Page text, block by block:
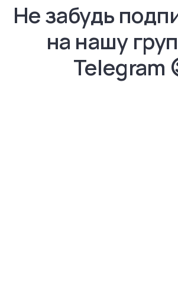
Не забудь
на нашу
Telegram​